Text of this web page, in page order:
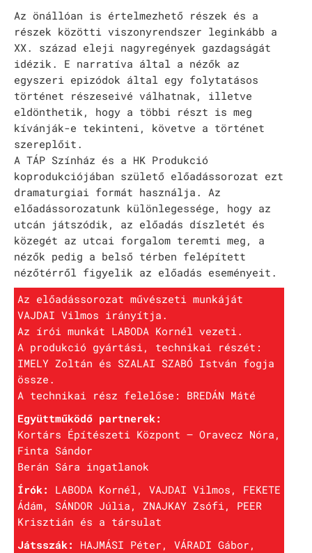
Jennifer Haley: A Menedék
NAPTÁR
ARCHÍV
SAJTÓ
KAPCSOLAT
TÁP ALAPÍTVÁNY
Az önállóan is értelmezhető részek és a
részek közötti viszonyrendszer leginkább a
XX. század eleji nagyregények gazdagságát
idézik. E narratíva által a nézők az
egyszeri epizódok által egy folytatásos
történet részeseivé válhatnak, illetve
eldönthetik, hogy a többi részt is meg
kívánják-e tekinteni, követve a történet
szereplőit.
A TÁP Színház és a HK Produkció
koprodukciójában születő előadássorozat ezt
dramaturgiai formát használja. Az
előadássorozatunk különlegessége, hogy az
utcán játszódik, az előadás díszletét és
közegét az utcai forgalom teremti meg, a
nézők pedig a belső térben felépített
nézőtérről figyelik az előadás eseményeit.
Az előadássorozat művészeti munkáját
VAJDAI Vilmos irányítja.
Az írói munkát LABODA Kornél vezeti.
A produkció gyártási, technikai részét:
IMELY Zoltán és SZALAI SZABÓ István fogja
össze.
A technikai rész felelőse: BREDÁN Máté
Együttműködő partnerek:
Kortárs Építészeti Központ – Oravecz Nóra,
Finta Sándor
Berán Sára ingatlanok
Írók:
LABODA Kornél, VAJDAI Vilmos, FEKETE
Ádám, SÁNDOR Júlia, ZNAJKAY Zsófi, PEER
Krisztián és a társulat
Játsszák:
HAJMÁSI Péter, VÁRADI Gábor,